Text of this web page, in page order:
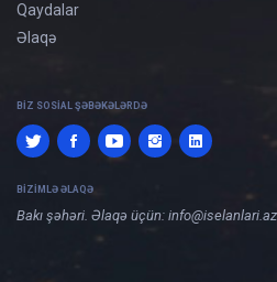
Qaydalar
Əlaqə
BIZ SOSIAL ŞƏBƏKƏLƏRDƏ
BIZIMLƏ ƏLAQƏ
Bakı şəhəri. Əlaqə üçün: info@iselanlari.az